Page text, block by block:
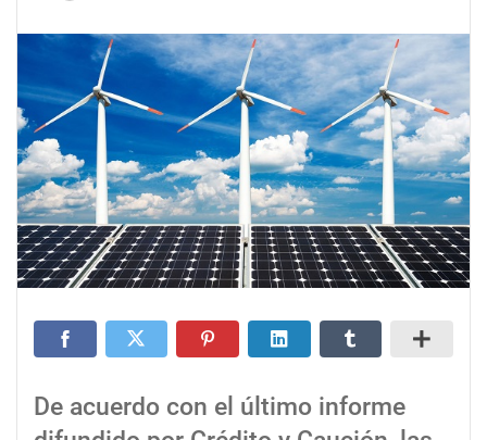
De acuerdo con el último informe